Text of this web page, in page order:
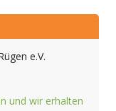
e.V.
und wir erhalten